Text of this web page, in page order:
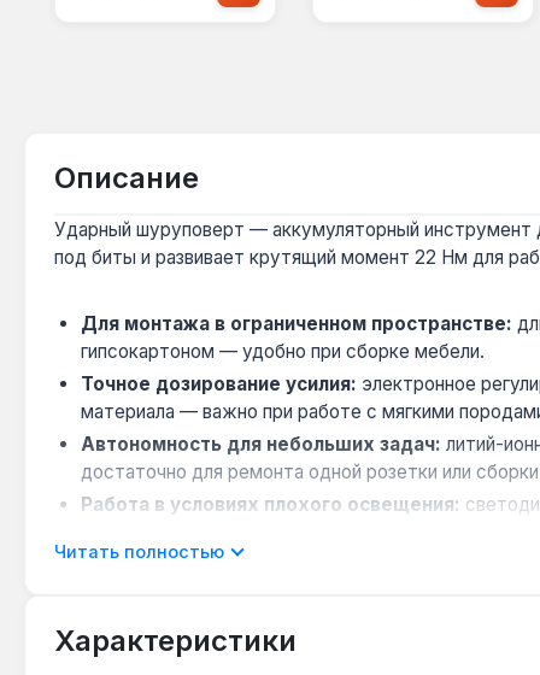
Описание
Ударный шуруповерт — аккумуляторный инструмент
под биты и развивает крутящий момент 22 Нм для
Для монтажа в ограниченном пространстве:
гипсокартоном — удобно при сборке мебели.
Точное дозирование усилия: электронное
материала — важно при работе с мягкими
Автономность для небольших задач: литий-
достаточно для ремонта одной розетки или
Работа в условиях плохого освещения:
Совместимость с битами:
Инструмент подходит для сборки мебели, монтажа
Читать полностью
Характеристики